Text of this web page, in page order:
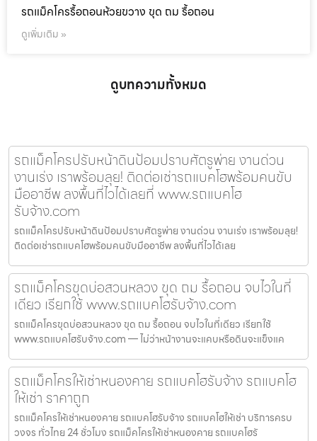
รถแม็คโครรื้อถอนห้วยขวาง ขุด ถม รื้อถอน
ดูเพิ่มเติม »
ดูบทความทั้งหมด
รถแม็คโครปรับหน้าดินป้อมปราบศัตรูพ่าย งานด่วน
งานเร่ง เราพร้อมลุย! ติดต่อเช่ารถแบคโฮพร้อมคนขับ
มืออาชีพ ลงพื้นที่ไวได้เลยที่ www.รถแบคโฮ
รับจ้าง.com
รถแม็คโครปรับหน้าดินป้อมปราบศัตรูพ่าย งานด่วน งานเร่ง เราพร้อมลุย!
ติดต่อเช่ารถแบคโฮพร้อมคนขับมืออาชีพ ลงพื้นที่ไวได้เลย
รถแม็คโครขุดบ่อสวนหลวง ขุด ถม รื้อถอน จบไวในที่
เดียว เรียกใช้ www.รถแบคโฮรับจ้าง.com
รถแม็คโครขุดบ่อสวนหลวง ขุด ถม รื้อถอน จบไวในที่เดียว เรียกใช้
www.รถแบคโฮรับจ้าง.com — ไม่ว่าหน้างานจะแคบหรือดินจะแข็งแค
รถแม็คโครให้เช่าหนองคาย รถแบคโฮรับจ้าง รถแบคโฮ
ให้เช่า ราคาถูก
รถแม็คโครให้เช่าหนองคาย รถแบคโฮรับจ้าง รถแบคโฮให้เช่า บริการครบ
วงจร ทั่วไทย 24 ชั่วโมง รถแม็คโครให้เช่าหนองคาย รถแบคโฮรั